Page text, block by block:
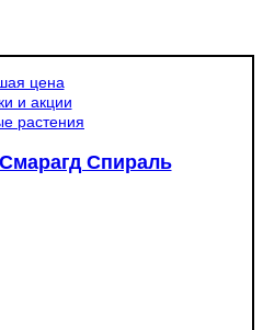
цена
и акции
растения
Спираль